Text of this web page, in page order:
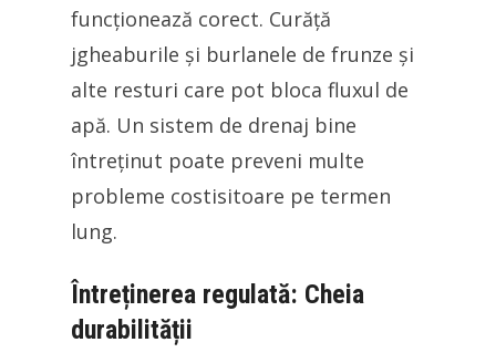
funcționează corect. Curăță
jgheaburile și burlanele de frunze și
alte resturi care pot bloca fluxul de
apă. Un sistem de drenaj bine
întreținut poate preveni multe
probleme costisitoare pe termen
lung.
Întreținerea regulată: Cheia
durabilității